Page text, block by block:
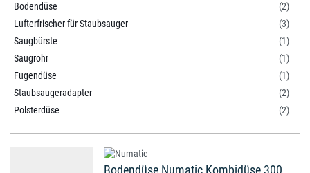
Bodendüse
(2)
Lufterfrischer für Staubsauger
(3)
Saugbürste
(1)
Saugrohr
(1)
Fugendüse
(1)
Staubsaugeradapter
(2)
Polsterdüse
(2)
Bodendüse Numatic Kombidüse 300